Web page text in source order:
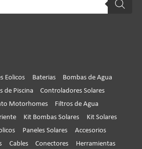
Eolicos Baterias
Bombas de Agua
de Piscina
Controladores Solares
Motorhomes
Filtros de Agua
Kit Bombas Solares
Kit Solares
Paneles Solares
Accesorios
Cables Conectores Herramientas